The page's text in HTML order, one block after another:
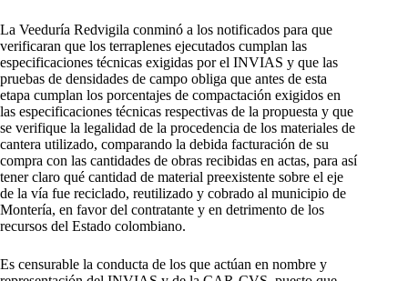
La Veeduría Redvigila conminó a los notificados para que
verificaran que los terraplenes ejecutados cumplan las
especificaciones técnicas exigidas por el INVIAS y que las
pruebas de densidades de campo obliga que antes de esta
etapa cumplan los porcentajes de compactación exigidos en
las especificaciones técnicas respectivas de la propuesta y que
se verifique la legalidad de la procedencia de los materiales de
cantera utilizado, comparando la debida facturación de su
compra con las cantidades de obras recibidas en actas, para así
tener claro qué cantidad de material preexistente sobre el eje
de la vía fue reciclado, reutilizado y cobrado al municipio de
Montería, en favor del contratante y en detrimento de los
recursos del Estado colombiano.
Es censurable la conducta de los que actúan en nombre y